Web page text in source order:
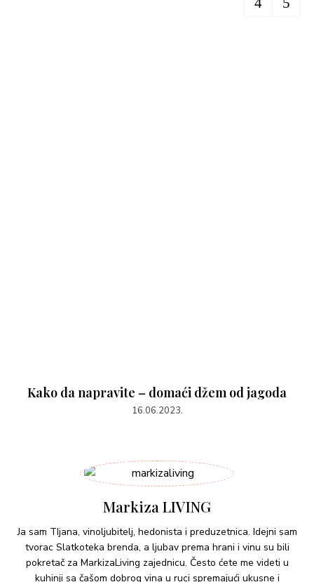
Kako da napravite – domaći džem od jagoda
16.06.2023.
Markiza LIVING
Ja sam TIjana, vinoljubitelj, hedonista i preduzetnica. Idejni sam
tvorac Slatkoteka brenda, a ljubav prema hrani i vinu su bili
pokretač za MarkizaLiving zajednicu. Često ćete me videti u
kuhinji sa čašom dobrog vina u ruci spremajući ukusne i